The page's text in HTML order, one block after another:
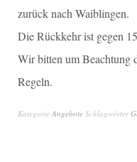
zurück nach Waiblingen.
Die Rückkehr ist gegen
Wir bitten um Beachtung
Regeln.
Kategorie Angebote Schlagwörter